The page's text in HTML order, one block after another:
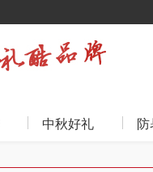
中秋好礼